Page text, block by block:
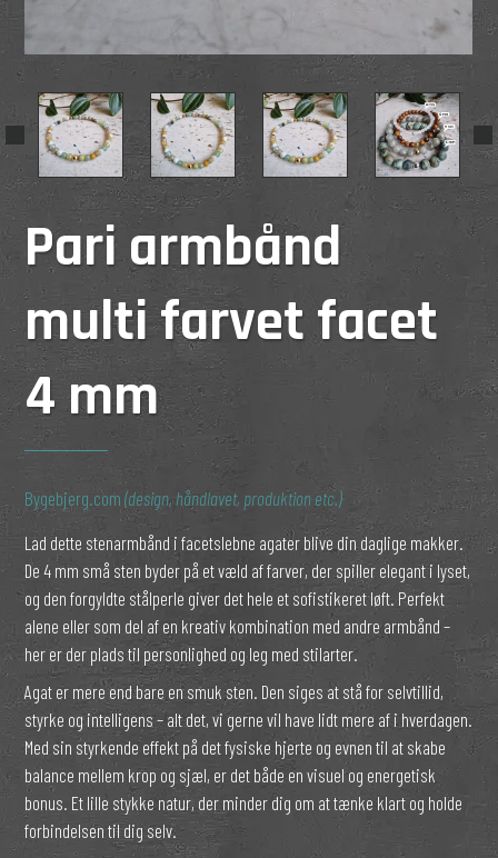
Pari armbånd
multi farvet facet
4 mm
Bygebjerg.com(design, håndlavet, produktion etc.)
Lad dette stenarmbånd i facetslebne agater blive din daglige makker.
De 4 mm små sten byder på et væld af farver, der spiller elegant i lyset,
og den forgyldte stålperle giver det hele et sofistikeret løft. Perfekt
alene eller som del af en kreativ kombination med andre armbånd –
her er der plads til personlighed og leg med stilarter.
Agat er mere end bare en smuk sten. Den siges at stå for selvtillid,
styrke og intelligens – alt det, vi gerne vil have lidt mere af i hverdagen.
Med sin styrkende effekt på det fysiske hjerte og evnen til at skabe
balance mellem krop og sjæl, er det både en visuel og energetisk
bonus. Et lille stykke natur, der minder dig om at tænke klart og holde
forbindelsen til dig selv.